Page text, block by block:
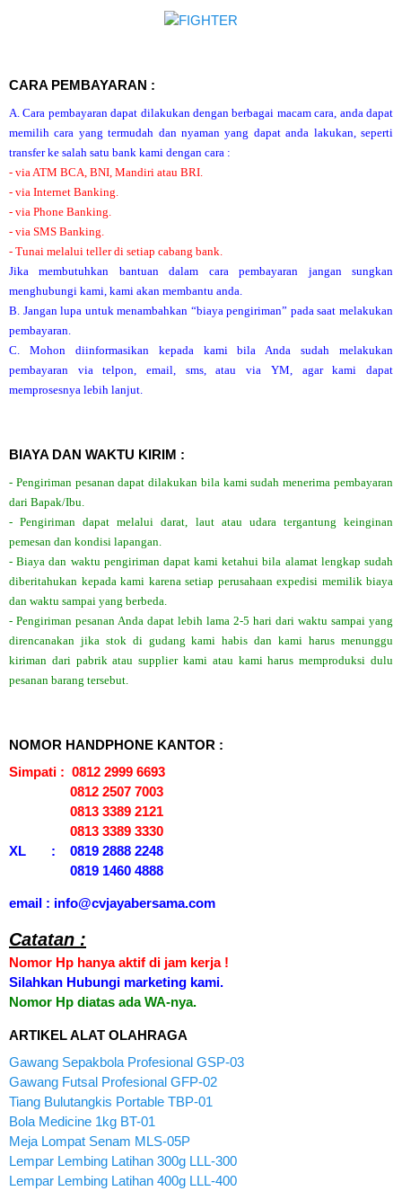
CARA PEMBAYARAN :
A. Cara pembayaran dapat dilakukan dengan berbagai macam cara, anda dapat
memilih cara yang termudah dan nyaman yang dapat anda lakukan, seperti
transfer ke salah satu bank kami dengan cara :
- via ATM BCA, BNI, Mandiri atau BRI.
- via Internet Banking.
- via Phone Banking.
- via SMS Banking.
- Tunai melalui teller di setiap cabang bank.
Jika membutuhkan bantuan dalam cara pembayaran jangan sungkan
menghubungi kami, kami akan membantu anda.
B. Jangan lupa untuk menambahkan “biaya pengiriman” pada saat melakukan
pembayaran.
C. Mohon diinformasikan kepada kami bila Anda sudah melakukan
pembayaran via telpon, email, sms, atau via YM, agar kami dapat
memprosesnya lebih lanjut.
BIAYA DAN WAKTU KIRIM :
- Pengiriman pesanan dapat dilakukan bila kami sudah menerima pembayaran
dari Bapak/Ibu.
- Pengiriman dapat melalui darat, laut atau udara tergantung keinginan
pemesan dan kondisi lapangan.
- Biaya dan waktu pengiriman dapat kami ketahui bila alamat lengkap sudah
diberitahukan kepada kami karena setiap perusahaan expedisi memilik biaya
dan waktu sampai yang berbeda.
- Pengiriman pesanan Anda dapat lebih lama 2-5 hari dari waktu sampai yang
direncanakan jika stok di gudang kami habis dan kami harus menunggu
kiriman dari pabrik atau supplier kami atau kami harus memproduksi dulu
pesanan barang tersebut.
NOMOR HANDPHONE KANTOR :
Simpati : 0812 2999 6693
0812 2507 7003
0813 3389 2121
0813 3389 3330
XL : 0819 2888 2248
0819 1460 4888
email : info@cvjayabersama.com
Catatan :
Nomor Hp hanya aktif di jam kerja !
Silahkan Hubungi marketing kami.
Nomor Hp diatas ada WA-nya.
ARTIKEL ALAT OLAHRAGA
Gawang Sepakbola Profesional GSP-03
Gawang Futsal Profesional GFP-02
Tiang Bulutangkis Portable TBP-01
Bola Medicine 1kg BT-01
Meja Lompat Senam MLS-05P
Lempar Lembing Latihan 300g LLL-300
Lempar Lembing Latihan 400g LLL-400